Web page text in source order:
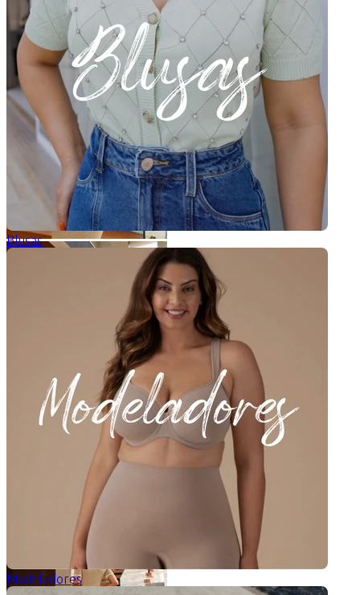
Blusas
Modeladores